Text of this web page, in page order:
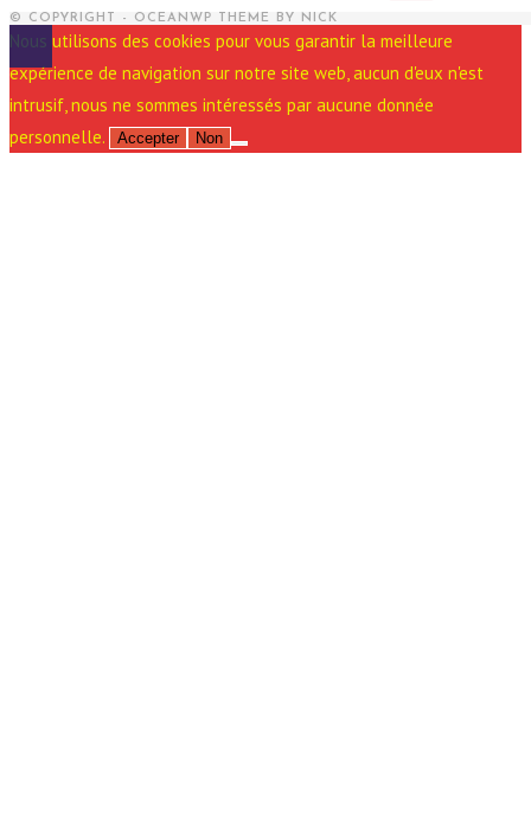
© COPYRIGHT - OCEANWP THEME BY NICK
Nous utilisons des cookies pour vous garantir la meilleure
expérience de navigation sur notre site web, aucun d'eux n'est
intrusif, nous ne sommes intéressés par aucune donnée
personnelle.
Accepter Non